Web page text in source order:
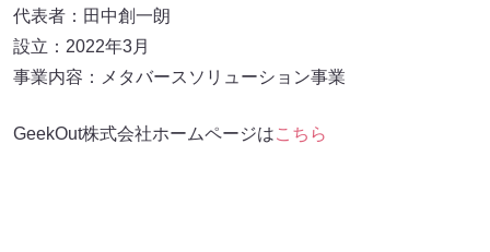
代表者：田中創一朗
設立：2022年3月
事業内容：メタバースソリューション事業
GeekOut株式会社ホームページはこちら